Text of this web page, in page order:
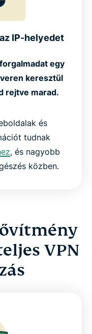
IP-helyedet
egy
keresztül
rejtve marad.
és
tudnak
, és nagyobb
közben.
VPN